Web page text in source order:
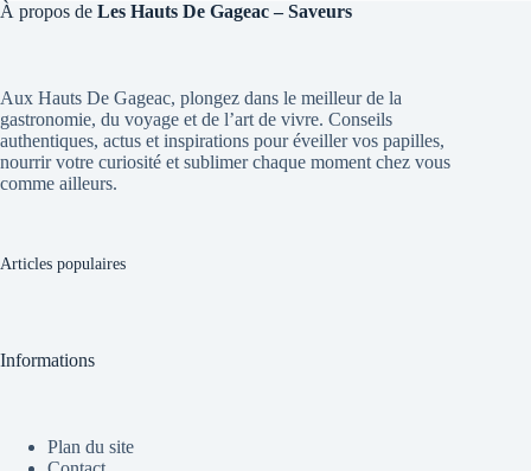
À propos de Les Hauts De Gageac – Saveurs
Aux Hauts De Gageac, plongez dans le meilleur de la
gastronomie, du voyage et de l’art de vivre. Conseils
authentiques, actus et inspirations pour éveiller vos papilles,
nourrir votre curiosité et sublimer chaque moment chez vous
comme ailleurs.
Articles populaires
Informations
Plan du site